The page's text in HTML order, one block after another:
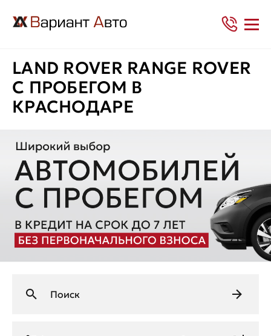
LAND ROVER RANGE ROVER
С ПРОБЕГОМ В
КРАСНОДАРЕ